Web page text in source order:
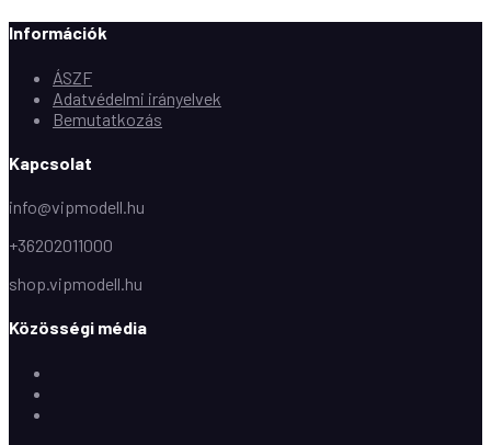
Információk
ÁSZF
Adatvédelmi irányelvek
Bemutatkozás
Kapcsolat
info@vipmodell.hu
+36202011000
shop.vipmodell.hu
Közösségi média